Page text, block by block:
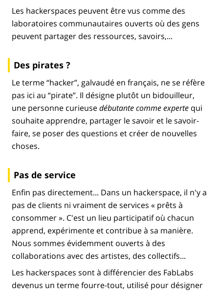
Les hackerspaces peuvent être vus comme des
laboratoires communautaires ouverts où des gens
peuvent partager des ressources, savoirs,...
Des pirates ?
Le terme “hacker”, galvaudé en français, ne se réfère
pas ici au “pirate”. Il désigne plutôt un bidouilleur,
une personne curieusedébutante comme experte qui
souhaite apprendre, partager le savoir et le savoir-
faire, se poser des questions et créer de nouvelles
choses.
Pas de service
Enfin pas directement... Dans un hackerspace, il n'y a
pas de clients ni vraiment de services « prêts à
consommer ». C'est un lieu participatif où chacun
apprend, expérimente et contribue à sa manière.
Nous sommes évidemment ouverts à des
collaborations avec des artistes, des collectifs...
Les hackerspaces sont à différencier des FabLabs
devenus un terme fourre-tout, utilisé pour désigner